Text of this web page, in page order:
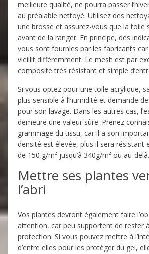
meilleure qualité, ne pourra passer
au préalable nettoyé. Utilisez des
une brosse et assurez-vous que la toile
avant de la ranger. En principe, des
vous sont fournies par les fabricants
vieillit différemment. Le mesh est par
composite très résistant et simple
Si vous optez pour une toile acrylique,
plus sensible à l’humidité et demande
pour son lavage. Dans les autres cas,
demeure une valeur sûre. Prenez
grammage du tissu, car il a son
densité est élevée, plus il sera résistant
de 150 g/m² jusqu’à 340g/m² ou au-delà.
Mettre ses plantes
l’abri
Vos plantes devront également faire
attention, car peu supportent de rester à
protection. Si vous pouvez mettre à
d’entre elles pour les protéger du gel,